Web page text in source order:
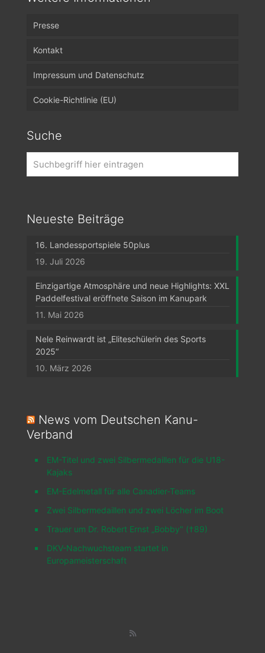
Presse
Kontakt
Impressum und Datenschutz
Cookie-Richtlinie (EU)
Suche
Neueste Beiträge
16. Landessportspiele 50plus
19. Juli 2026
Einzigartige Atmosphäre und neue Highlights: XXL
Paddelfestival eröffnete Saison im Kanupark
11. Mai 2026
Nele Reinwardt ist „Eliteschülerin des Sports
2025“
10. März 2026
News vom Deutschen Kanu-
Verband
EM-Titel und zwei Silbermedaillen für die U18-
Kajaks
EM-Edelmetall für alle Canadier-Teams
Zwei Silbermedaillen und zwei Löcher im Boot
Trauer um Dr. Robert Ernst „Bobby" (†89)
DKV-Nachwuchsteam startet in
Europameisterschaft